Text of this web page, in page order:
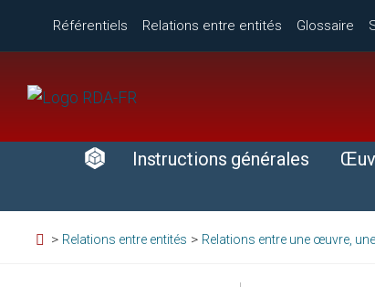
Référentiels Relations entre entités Glossaire
Instructions générales
Relations entre entités > Relations entre une œuvre,